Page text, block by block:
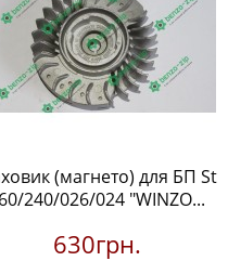
(магнето) для БП St
240/026/024 "WINZO...
630грн.